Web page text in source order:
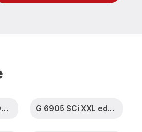
G 6990 SCVi D ED230 2,1 k2o G 6905 SCi XXL edst/clst